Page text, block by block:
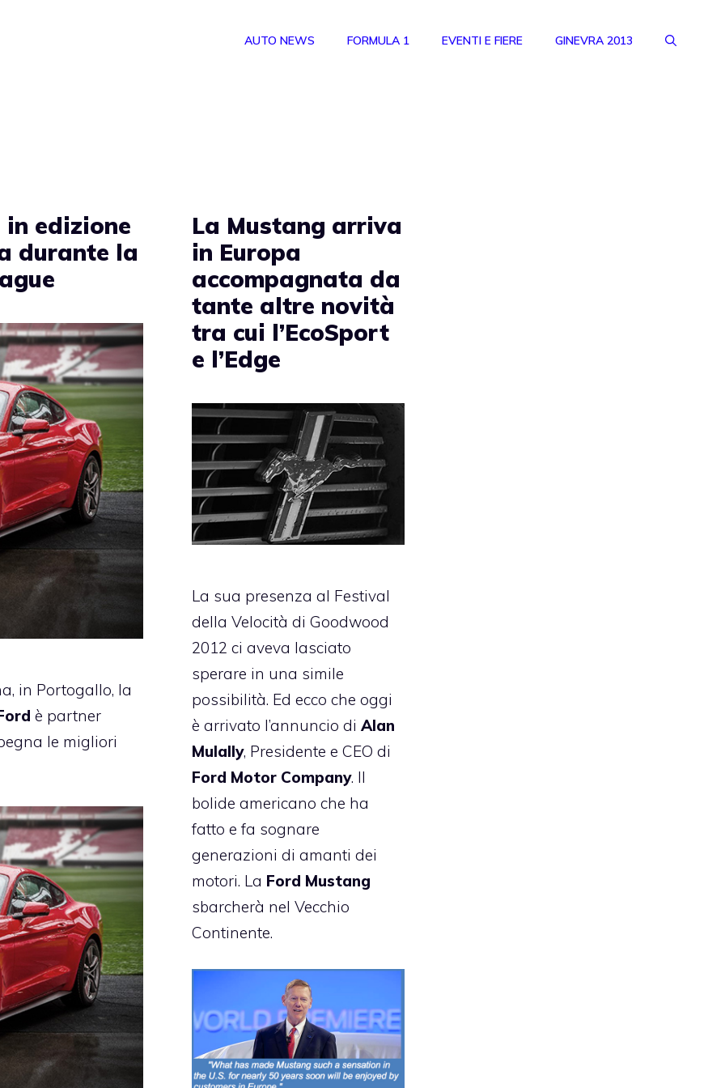
AUTO NEWS FORMULA 1 EVENTI E FIERE GINEVRA 2013
in edizione
durante la
in Portogallo, la
è partner
le migliori
La Mustang arriva
in Europa
accompagnata da
tante altre novità
tra cui l’EcoSport
e l’Edge
La sua presenza al Festival
della Velocità di Goodwood
2012 ci aveva lasciato
sperare in una simile
possibilità. Ed ecco che oggi
è arrivato l’annuncio diAlan
Mulally, Presidente e CEO di
Ford Motor Company. Il
bolide americano che ha
fatto e fa sognare
generazioni di amanti dei
motori. La Ford Mustang
sbarcherà nel Vecchio
Continente.